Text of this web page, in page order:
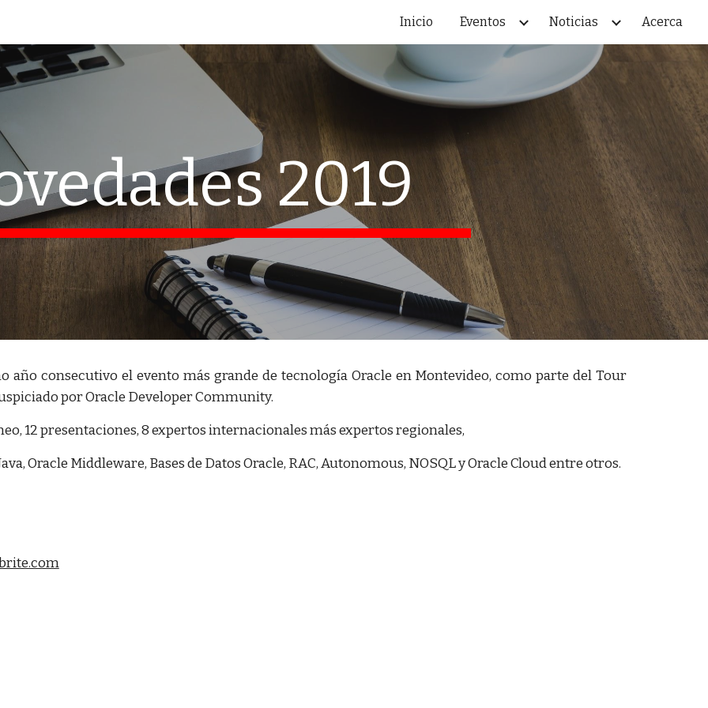
Inicio Eventos Noticias Acerca
2019
año consecutivo el evento más grande de tecnología Oracle en Montevideo, como parte del Tour
por Oracle Developer Community.
12 presentaciones, 8 expertos internacionales más expertos regionales,
Oracle Middleware, Bases de Datos Oracle, RAC, Autonomous, NOSQL y Oracle Cloud entre otros.